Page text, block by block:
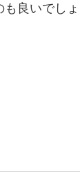
良いでしょ